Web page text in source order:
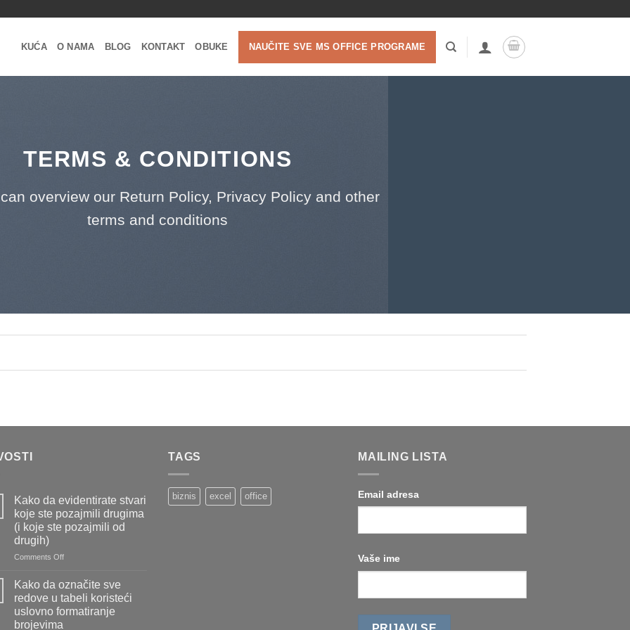
KUĆA O NAMA BLOG KONTAKT OBUKE NAUČITE SVE MS OFFICE PROGRAME
TERMS & CONDITIONS
overview our Return Policy, Privacy Policy and other
terms and conditions
Kako da evidentirate stvari
koje ste pozajmili drugima
(i koje ste pozajmili od
drugih)
Comments Offon
evidentirate
stvari
koje
Kako da označite sve
redove u tabeli koristeći
uslovno formatiranje
brojevima
TAGS
biznis excel office
MAILING LISTA
Email adresa
Vaše ime